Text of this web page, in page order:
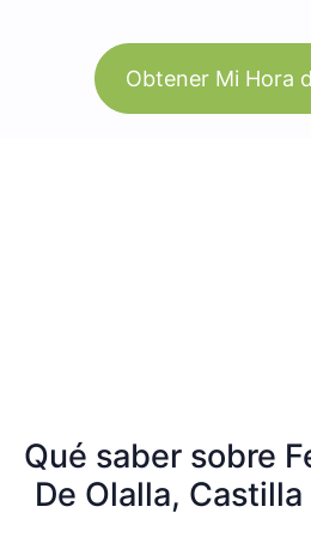
Obtener Mi Hora
Qué saber sobre
De Olalla,